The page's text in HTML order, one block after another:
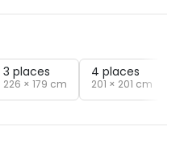
3 places
226 × 179 cm
4 places
201 × 201 cm